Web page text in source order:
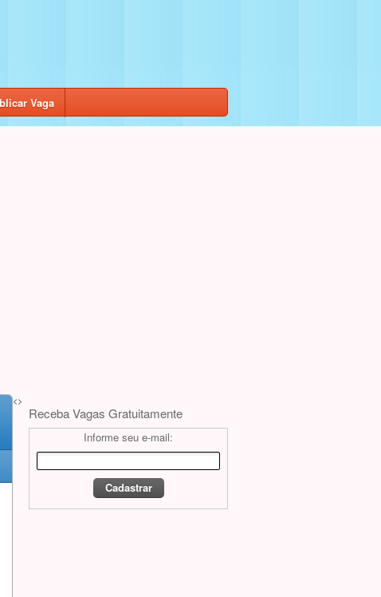
Vaga
<>
Receba Vagas Gratuitamente
Informe seu e-mail: